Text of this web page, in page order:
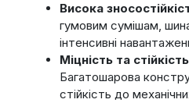
Висока
гумовим сумішам,
інтенсивні
Міцність та
Багатошарова
стійкість до